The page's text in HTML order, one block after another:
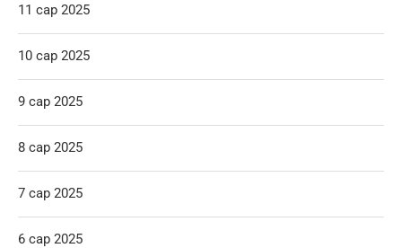
11 сар 2025
10 сар 2025
9 сар 2025
8 сар 2025
7 сар 2025
6 сар 2025